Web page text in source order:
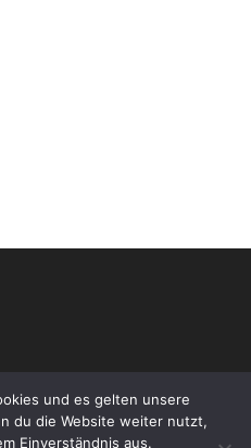
und es gelten unsere
du die Website weiter nutzt,
Einverständnis aus.